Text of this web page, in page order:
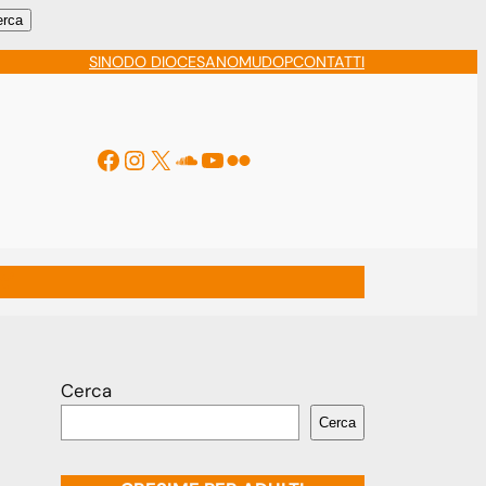
SINODO DIOCESANOMUDOPCONTATTI
Facebook
Instagram
X Soundcloud
YouTube
Flickr
Cerca
Cerca